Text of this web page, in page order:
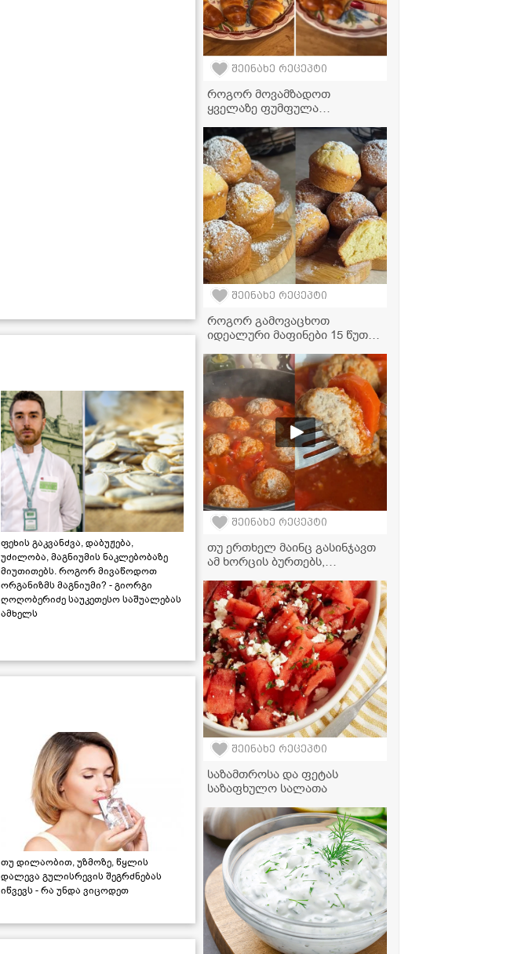
ფეხის გაკვანძვა, დაბუჟება,
უძილობა, მაგნიუმის ნაკლებობაზე
მიუთითებს. როგორ მივაწოდოთ
ორგანიზმს მაგნიუმი? - გიორგი
ღოღობერიძე საუკეთესო საშუალებას
ამხელს
თუ დილაობით, უზმოზე, წყლის
დალევა გულისრევის შეგრძნებას
იწვევს - რა უნდა ვიცოდეთ
შეინახე რეცეპტი
როგორ მოვამზადოთ
ყველაზე ფუმფულა
რძის შიგთავსით - უმარტივესი
რეცეპტი!
შეინახე რეცეპტი
როგორ გამოვაცხოთ
იდეალური მაფინები 15 წუთში
რეცეპტი
შეინახე რეცეპტი
თუ ერთხელ მაინც გასინჯავთ
ამ ხორცის ბურთებს,
სვანური საიდუმლო რეცეპტი
ჰეშკილის ქოხებიდან!
შეინახე რეცეპტი
საზამთროსა და ფეტას
საზაფხულო სალათა